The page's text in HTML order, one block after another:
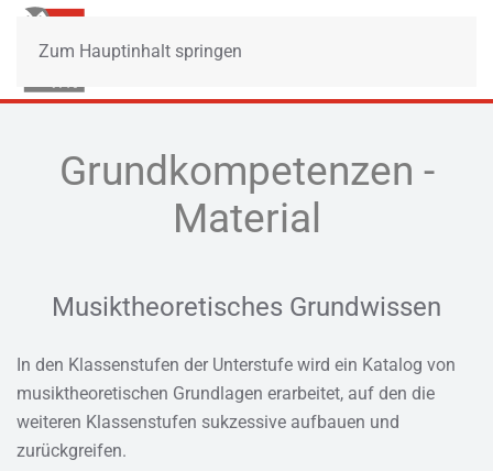
Zum Hauptinhalt springen
Grundkompetenzen -
Material
Musiktheoretisches Grundwissen
In den Klassenstufen der Unterstufe wird ein Katalog von
musiktheoretischen Grundlagen erarbeitet, auf den die
weiteren Klassenstufen sukzessive aufbauen und
zurückgreifen.